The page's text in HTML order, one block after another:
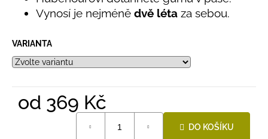
Vynosí je nejméně dvě léta za sebou.
VARIANTA
od 369 Kč
DO KOŠÍKU
LETNÍ
RYCHLESCHNOUCÍ
ŽLUTÉ
695
Kč